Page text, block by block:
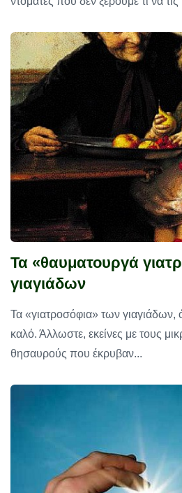
Τα «θαυματουργά
γιαγιάδων
Τα «γιατροσόφια» των γιαγιάδων,
καλό. Άλλωστε, εκείνες με τους
θησαυρούς που έκρυβαν...